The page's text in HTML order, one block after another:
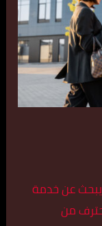
يبحث عن خدمة
من